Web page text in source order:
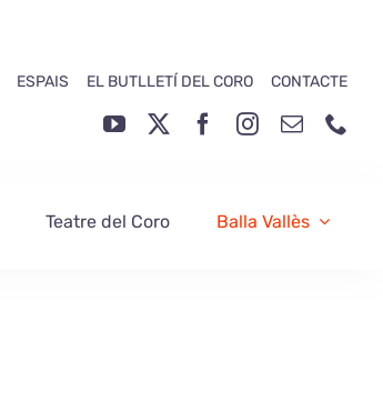
ESPAIS EL BUTLLETÍ DEL CORO CONTACTE
Teatre del Coro Balla Vallès